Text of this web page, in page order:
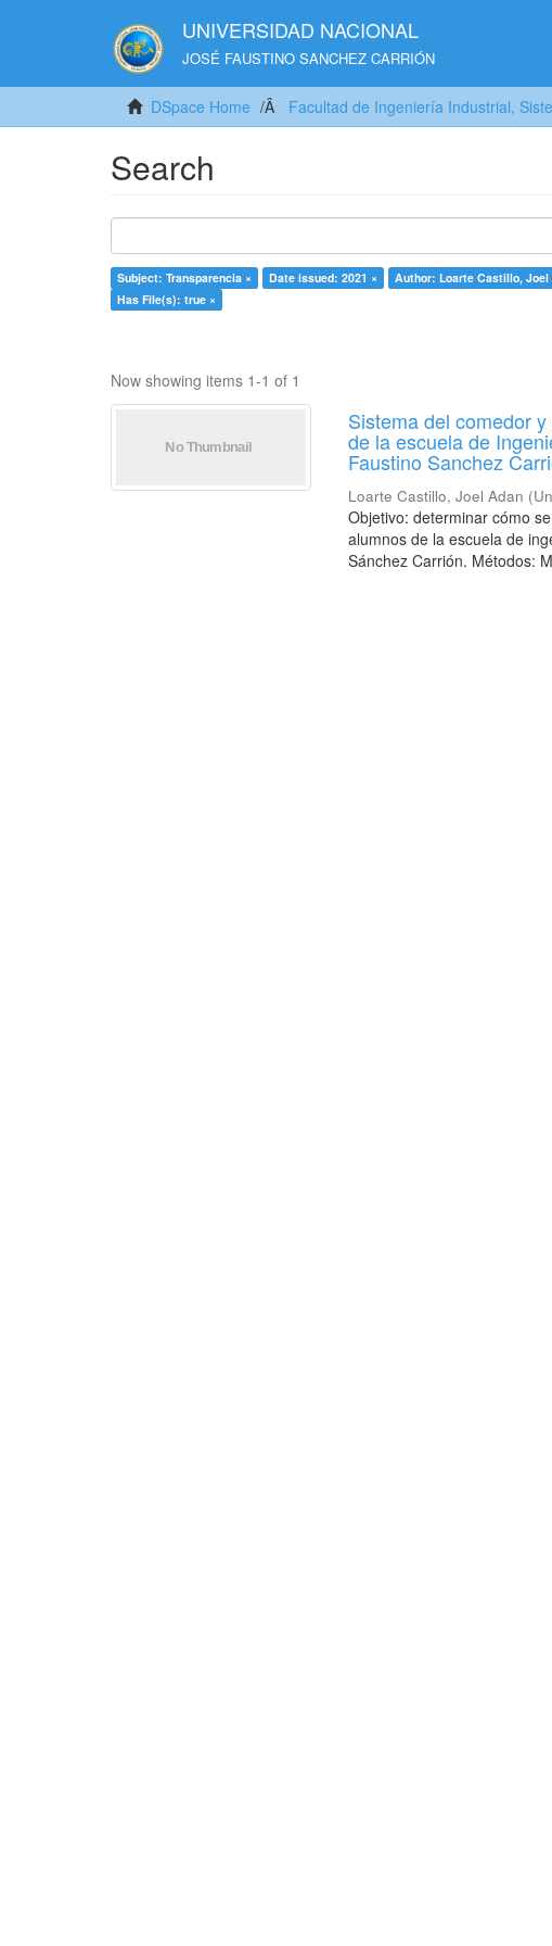
UNIVERSIDAD NACIONAL
JOSÉ FAUSTINO SANCHEZ CARRIÓN
DSpace Home Facultad de Ingeniería Industrial,
Search
Subject: Transparencia × Date issued: 2021 × Author: Loarte Castillo, Joel
Has File(s): true ×
Now showing items 1-1 of 1
Sistema del comedor
de la escuela de
Faustino Sanchez
Loarte Castillo, Joel Adan (
Objetivo: determinar cómo
alumnos de la escuela de
Sánchez Carrión. Métodos: